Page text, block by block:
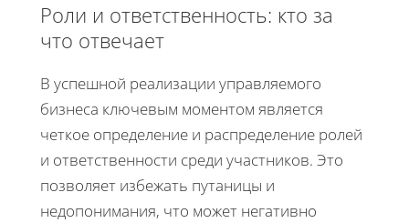
Роли и ответственность: кто за
что отвечает
В успешной реализации управляемого
бизнеса ключевым моментом является
четкое определение и распределение ролей
и ответственности среди участников. Это
позволяет избежать путаницы и
недопонимания, что может негативно